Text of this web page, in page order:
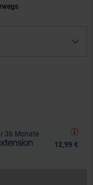
36 Monate
12,99 €